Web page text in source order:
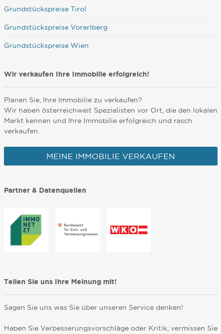
Grundstückspreise Tirol
Grundstückspreise Vorarlberg
Grundstückspreise Wien
Wir verkaufen Ihre Immobilie erfolgreich!
Planen Sie, Ihre Immobilie zu verkaufen?
Wir haben österreichweit Spezialisten vor Ort, die den lokalen
Markt kennen und Ihre Immobilie erfolgreich und rasch
verkaufen.
MEINE IMMOBILIE VERKAUFEN
Partner & Datenquellen
Teilen Sie uns Ihre Meinung mit!
Sagen Sie uns was Sie über unseren Service denken!
Haben Sie Verbesserungsvorschläge oder Kritik, vermissen Sie